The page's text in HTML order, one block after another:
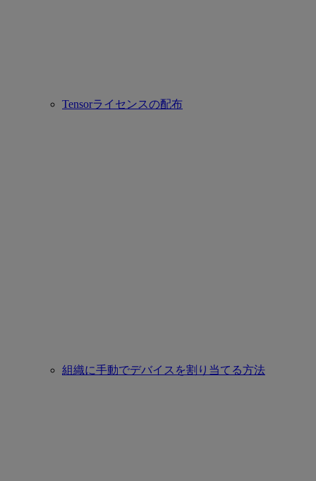
Tensorライセンスの配布
組織に手動でデバイスを割り当てる方法